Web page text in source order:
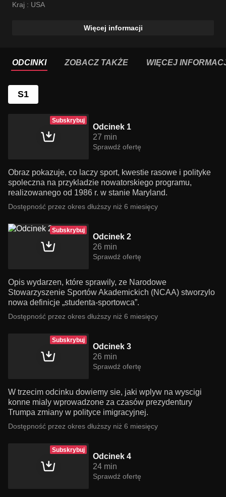
Kraj : USA
Więcej informacji
ODCINKI ZOBACZ TAKŻE WIĘCEJ
S1
Subskrybuj
Odcinek 1
27 min
Sprawdź ofertę
Obraz pokazuje, co laczy sport, kwestie rasowe i polityke
spoleczna na przykladzie nowatorskiego programu,
realizowanego od 1986 r. w stanie Maryland.
Dostępność przez okres dłuższy niż 6 miesięcy
Subskrybuj
Odcinek 2
26 min
Sprawdź ofertę
Opis wydarzen, które sprawily, ze Narodowe
Stowarzyszenie Sportów Akademickich (NCAA) stworzylo
nowa definicje „studenta-sportowca”.
Dostępność przez okres dłuższy niż 6 miesięcy
Subskrybuj
Odcinek 3
26 min
Sprawdź ofertę
W trzecim odcinku dowiemy sie, jaki wplyw na wyscigi
konne mialy wprowadzone za czasów prezydentury
Trumpa zmiany w polityce imigracyjnej.
Dostępność przez okres dłuższy niż 6 miesięcy
Subskrybuj
Odcinek 4
24 min
Sprawdź ofertę